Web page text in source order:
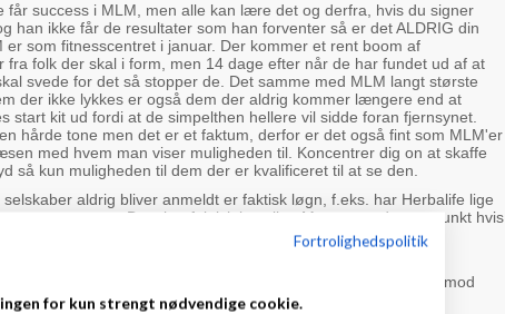
får success i MLM, men alle kan lære det og derfra, hvis du signer
han ikke får de resultater som han forventer så er det ALDRIG din
er som fitnesscentret i januar. Der kommer et rent boom af
fra folk der skal i form, men 14 dage efter når de har fundet ud af at
svede for det så stopper de. Det samme med MLM langt største
der ikke lykkes er også dem der aldrig kommer længere end at
start kit ud fordi at de simpelthen hellere vil sidde foran fjernsynet.
hårde tone men det er et faktum, derfor er det også fint som MLM'er
med hvem man viser muligheden til. Koncentrer dig on at skaffe
så kun muligheden til dem der er kvalificeret til at se den.
selskaber aldrig bliver anmeldt er faktisk løgn, f.eks. har Herbalife lige
et par sager. Det sker faktisk jævnligt. Men som udgangspunkt hvis
at komme efter så skal der nok også komme en sag.
vejledning ( den er ret simpel) og hold den op imod
Fortrolighedspolitik
for kun strengt nødvendige cookie.